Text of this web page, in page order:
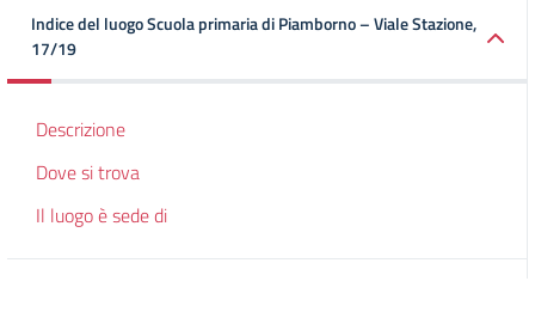
Indice del luogo Scuola primaria di Piamborno – Viale Stazione,
17/19
Descrizione
Dove si trova
Il luogo è sede di